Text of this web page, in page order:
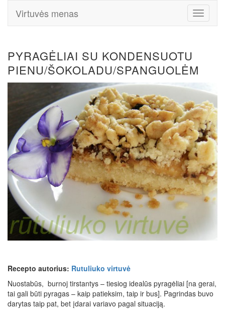
Toggle
Virtuvės menas
PYRAGĖLIAI SU KONDENSUOTU
PIENU/ŠOKOLADU/SPANGUOLĖM
Recepto autorius: Rutuliuko virtuvė
Nuostabūs, burnoj tirstantys – tiesiog idealūs pyragėliai [na gerai,
tai gali būti pyragas – kaip patieksim, taip ir bus]. Pagrindas buvo
darytas taip pat, bet įdarai variavo pagal situaciją.